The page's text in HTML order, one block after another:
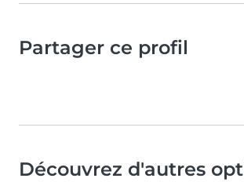
Partager ce profil
Découvrez d'autres